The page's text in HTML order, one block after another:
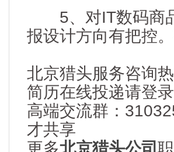
5、对IT数码商品
报设计方向有把控
北京猎头服务咨询
简历在线投递请登
高端交流群：
才共享
更多北京猎头公司